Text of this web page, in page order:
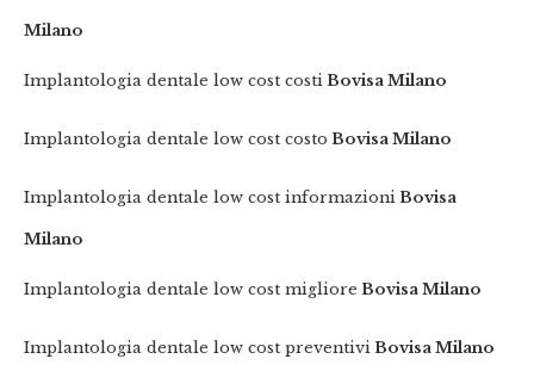
Milano
Implantologia dentale low cost costi Bovisa Milano
Implantologia dentale low cost costo Bovisa Milano
Implantologia dentale low cost informazioni Bovisa
Milano
Implantologia dentale low cost migliore Bovisa Milano
Implantologia dentale low cost preventivi Bovisa Milano